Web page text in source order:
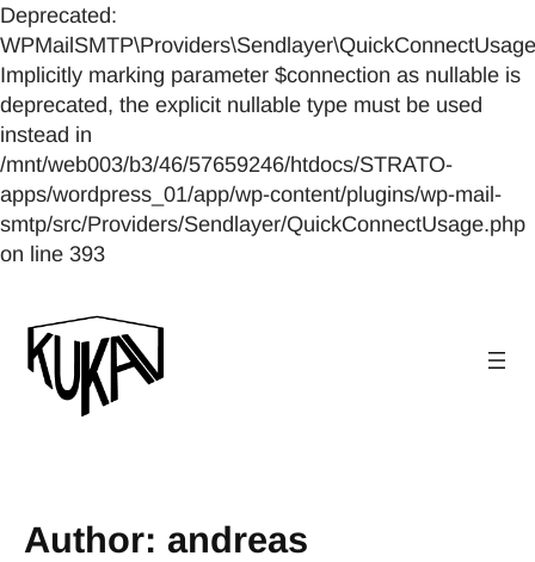
Deprecated:
Implicitly marking parameter $connection as nullable is
deprecated, the explicit nullable type must be used
instead in
/mnt/web003/b3/46/57659246/htdocs/STRATO-
apps/wordpress_01/app/wp-content/plugins/wp-mail-
smtp/src/Providers/Sendlayer/QuickConnectUsage.php
on line 393Skip
content
Author: andreas